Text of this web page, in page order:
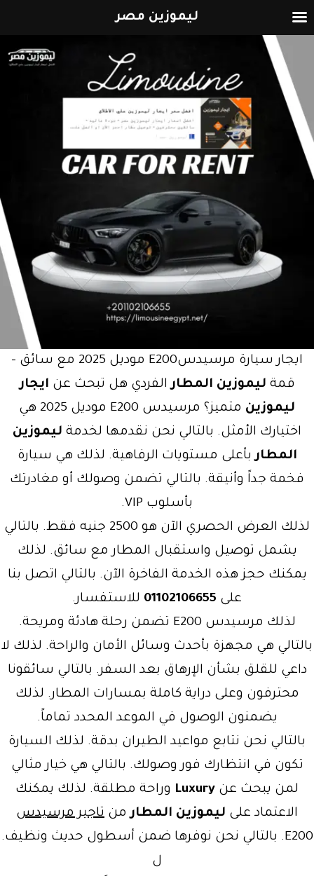
ايجار سيارة مرسيدسE200 موديل 2025 مع سائق –
قمة ليموزين المطارالفردي هل تبحث عن ايجار
ليموزين
متميز؟ مرسيدس E200 موديل 2025 هي
اختيارك الأمثل. بالتالي نحن نقدمها لخدمة ليموزين
المطاربأعلى مستويات الرفاهية. لذلك هي سيارة
فخمة جداً وأنيقة. بالتالي تضمن وصولك أو مغادرتك
بأسلوب VIP.
لذلك العرض الحصري الآن هو 2500 جنيه فقط. بالتالي
يشمل توصيل واستقبال المطار مع سائق. لذلك
يمكنك حجز هذه الخدمة الفاخرة الآن. بالتالي اتصل بنا
على 01102106655 للاستفسار.
لذلك مرسيدس E200 تضمن رحلة هادئة ومريحة.
بالتالي هي مجهزة بأحدث وسائل الأمان والراحة. لذلك لا
داعي للقلق بشأن الإرهاق بعد السفر. بالتالي سائقونا
محترفون وعلى دراية كاملة بمسارات المطار. لذلك
يضمنون الوصول في الموعد المحدد تماماً.
بالتالي نحن نتابع مواعيد الطيران بدقة. لذلك السيارة
تكون في انتظارك فور وصولك. بالتالي هي خيار مثالي
لمن يبحث عن Luxury وراحة مطلقة. لذلك يمكنك
الاعتماد على ليموزين المطارمن تاجير مرسيدس
E200. بالتالي نحن نوفرها ضمن أسطول حديث ونظيف.
ل
ليموزين مصر